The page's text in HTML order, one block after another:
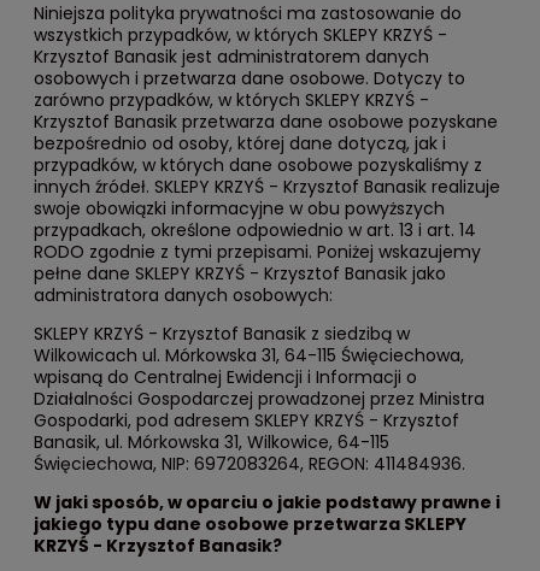
Niniejsza polityka prywatności ma zastosowanie do
wszystkich przypadków, w których SKLEPY KRZYŚ -
Krzysztof Banasik jest administratorem danych
osobowych i przetwarza dane osobowe. Dotyczy to
zarówno przypadków, w których SKLEPY KRZYŚ -
Krzysztof Banasik przetwarza dane osobowe pozyskane
bezpośrednio od osoby, której dane dotyczą, jak i
przypadków, w których dane osobowe pozyskaliśmy z
innych źródeł. SKLEPY KRZYŚ - Krzysztof Banasik realizuje
swoje obowiązki informacyjne w obu powyższych
przypadkach, określone odpowiednio w art. 13 i art. 14
RODO zgodnie z tymi przepisami. Poniżej wskazujemy
pełne dane SKLEPY KRZYŚ - Krzysztof Banasik jako
administratora danych osobowych:
SKLEPY KRZYŚ - Krzysztof Banasik z siedzibą w
Wilkowicach ul. Mórkowska 31, 64-115 Święciechowa,
wpisaną do Centralnej Ewidencji i Informacji o
Działalności Gospodarczej prowadzonej przez Ministra
Gospodarki, pod adresem SKLEPY KRZYŚ - Krzysztof
Banasik, ul. Mórkowska 31, Wilkowice, 64-115
Święciechowa, NIP: 6972083264, REGON: 411484936.
W jaki sposób, w oparciu o jakie podstawy prawne i
jakiego typu dane osobowe przetwarza SKLEPY
KRZYŚ - Krzysztof Banasik?